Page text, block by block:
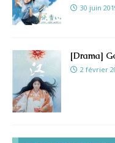
30 juin
[Drama]
2 février